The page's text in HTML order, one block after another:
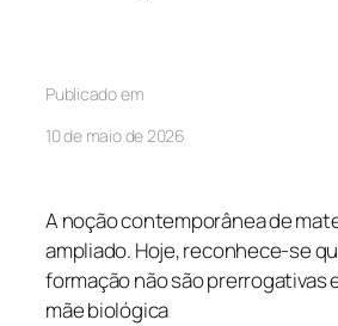
Publicado em
10 de maio de 2026
A noção contemporânea de
ampliado. Hoje, reconhece-se
formação não são prerrogativas
mãe biológica